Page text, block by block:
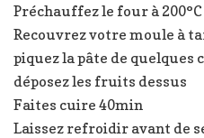
Préchauffez le four à 200°C
Recouvrez votre moule à
piquez la pâte de quelques
déposez les fruits dessus
Faites cuire 40min
Laissez refroidir avant de